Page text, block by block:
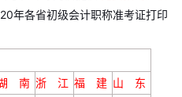
年各省初级会计职称准考证打印
南 浙 江 福 建 山 东